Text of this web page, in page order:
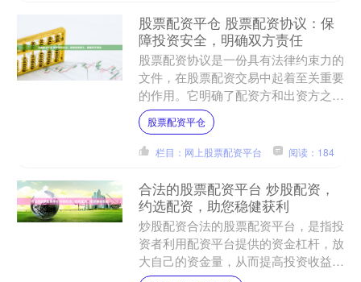
股票配资平仓 股票配资协议：保
障投资安全，明确双方责任
股票配资协议是一份具有法律约束力的
文件，在股票配资交易中起着至关重要
的作用。它明确了配资方和出资方之间
的权利和义务股票配资平仓，保障投资
安全，避免纠纷股票配资平....
股票配资平仓
栏目：网上股票配资平台 阅读：184
合法的股票配资平台 炒股配资，
约选配资，助您稳健获利
炒股配资合法的股票配资平台，是指投
资者利用配资平台提供的资金杠杆，放
大自己的资金量，从而提高投资收益率
的一种方式。在选择配资平台时，约选